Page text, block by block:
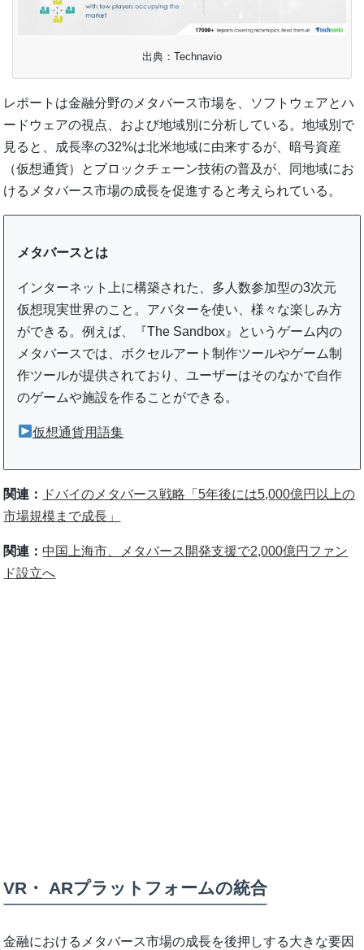
出典：Technavio
レポートは金融分野のメタバース市場を、ソフトウェアとハ
ードウェアの視点、および地域別に分析している。地域別で
見ると、成長率の32%は北米地域に由来するが、暗号資産
（仮想通貨）とブロックチェーン技術の普及が、同地域にお
けるメタバース市場の成長を促進すると考えられている。
メタバースとは
インターネット上に構築された、多人数参加型の3次元
仮想現実世界のこと。アバターを使い、様々な楽しみ方
ができる。例えば、『The Sandbox』というゲーム内の
メタバースでは、ボクセルアート制作ツールやゲーム制
作ツールが提供されており、ユーザーはそのなかで自作
のゲームや施設を作ることができる。
仮想通貨用語集
関連：
ドバイのメタバース戦略「5年後には5,000億円以上の
市場規模まで成長」
関連： 中国上海市、メタバース開発支援で2,000億円ファン
ド設立へ
VR・ ARプラットフォームの統合
金融におけるメタバース市場の成長を後押しする大きな要因